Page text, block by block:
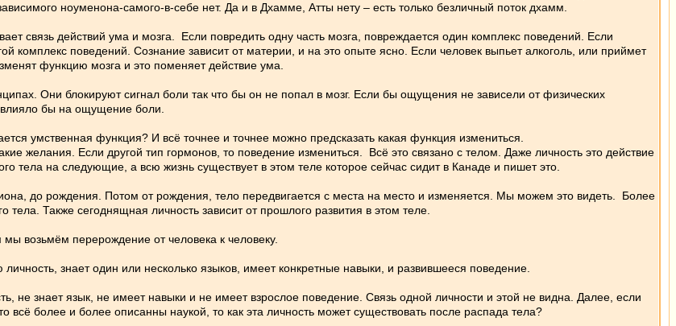
ноуменона-самого-в-себе нет. Да и в Дхамме, Атты нету – есть только безличный поток дхамм.
связь действий ума и мозга. Если повредить одну часть мозга, повреждается один комплекс поведений. Если
комплекс поведений. Сознание зависит от материи, и на это опыте ясно. Если человек выпьет алкоголь, или приймет
функцию мозга и это поменяет действие ума.
Они блокируют сигнал боли так что бы он не попал в мозг. Если бы ощущения не зависели от физических
бы на ощущение боли.
умственная функция? И всё точнее и точнее можно предсказать какая функция измениться.
желания. Если другой тип гормонов, то поведение измениться. Всё это связано с телом. Даже личность это действие
тела на следующие, а всю жизнь существует в этом теле которое сейчас сидит в Канаде и пишет это.
до рождения. Потом от рождения, тело передвигается с места на место и изменяется. Мы можем это видеть. Более
тела. Также сегоднящная личность зависит от прошлого развития в этом теле.
возьмём перерождение от человека к человеку.
знает один или несколько языков, имеет конкретные навыки, и развившееся поведение.
не знает язык, не имеет навыки и не имеет взрослое поведение. Связь одной личности и этой не видна. Далее, если
всё более и более описанны наукой, то как эта личность может существовать после распада тела?